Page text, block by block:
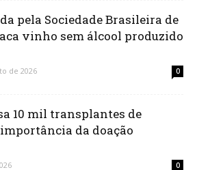
pela Sociedade Brasileira de
vinho sem álcool produzido
de 2026 0
10 mil transplantes de
da doação
0